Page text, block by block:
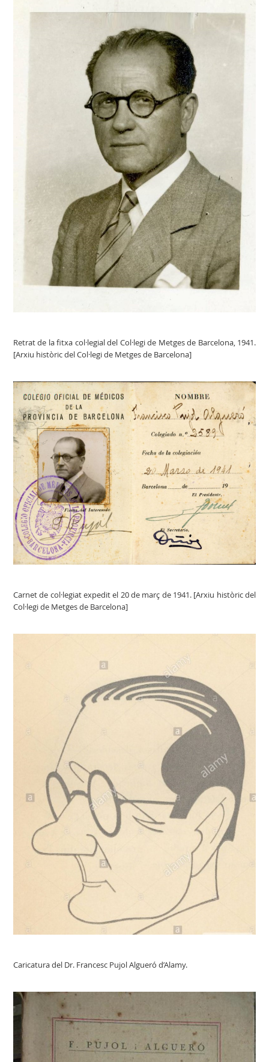
Retrat de la fitxa col·legial del Col·legi de Metges de Barcelona, 1941.
[Arxiu històric del Col·legi de Metges de Barcelona]
Carnet de col·legiat expedit el 20 de març de 1941. [Arxiu històric del
Col·legi de Metges de Barcelona]
Caricatura del Dr. Francesc Pujol Algueró d’Alamy.